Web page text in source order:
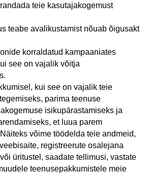
teie kasutajakogemust
teabe avalikustamist nõuab õigusakt
korraldatud kampaaniates
see on vajalik võitja
kui see on vajalik teie
parima teenuse
isikupärastamiseks ja
et luua parem
võime töödelda teie andmeid,
registreerute osalejana
üritustel, saadate tellimusi, vastate
teenusepakkumistele meie